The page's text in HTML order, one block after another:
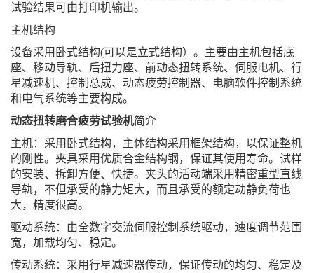
试验结果可由打印机输出。
主机结构
设备采用卧式结构(可以是立式结构）。主要由主机包括底
座、移动导轨、后扭力座、前动态扭转系统、伺服电机、行
星减速机、控制总成、动态疲劳控制器、电脑软件控制系统
和电气系统等主要构成。
动态扭转磨合疲劳试验机简介
主机：采用卧式结构，主体结构采用框架结构，以保证整机
的刚性。夹具采用优质合金结构钢，保证其使用寿命。试样
的安装、拆卸方便、快捷。夹头的活动端采用精密重型直线
导轨，不但承受的静力矩大，而且承受的额定动静负荷也
大，精度很高。
驱动系统：由全数字交流伺服控制系统驱动，速度调节范围
宽，加载均匀、稳定。
传动系统：采用行星减速器传动，保证传动的均匀、稳定及